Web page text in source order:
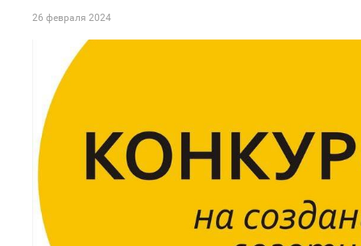
26 февраля 2024